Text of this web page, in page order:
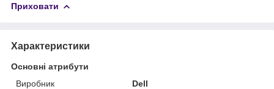
Приховати
Характеристики
Основні атрибути
Виробник
Dell